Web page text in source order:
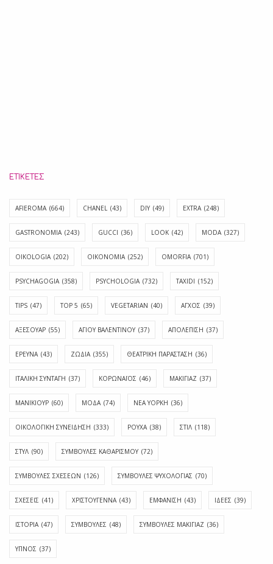
ΕΤΙΚΈΤΕΣ
AFIEROMA (664) CHANEL (43) DIY (49) EXTRA (248)
GASTRONOMIA (243) GUCCI (36) LOOK (42) MODA (327)
OIKOLOGIA (202) OIKONOMIA (252) OMORFIA (701)
PSYCHAGOGIA (358) PSYCHOLOGIA (732) TAXIDI (152)
TIPS (47) TOP 5 (65) VEGETARIAN (40) ΑΓΧΟΣ (39)
ΑΞΕΣΟΥΑΡ (55) ΑΓΊΟΥ ΒΑΛΕΝΤΊΝΟΥ (37) ΑΠΟΛΈΠΙΣΗ (37)
ΕΡΕΥΝΑ (43) ΖΩΔΙΑ (355) ΘΕΑΤΡΙΚΗ ΠΑΡΑΣΤΑΣΗ (36)
ΙΤΑΛΙΚΗ ΣΥΝΤΑΓΗ (37) ΚΟΡΩΝΑΪΟΣ (46) ΜΑΚΙΓΙΑΖ (37)
ΜΑΝΙΚΙΟΥΡ (60) ΜΟΔΑ (74) ΝΕΑ ΥΟΡΚΗ (36)
ΟΙΚΟΛΟΓΙΚΗ ΣΥΝΕΙΔΗΣΗ (333) ΡΟΥΧΑ (38) ΣΤΙΛ (118)
ΣΤΥΛ (90) ΣΥΜΒΟΥΛΕΣ ΚΑΘΑΡΙΣΜΟΥ (72)
ΣΥΜΒΟΥΛΕΣ ΣΧΕΣΕΩΝ (126) ΣΥΜΒΟΥΛΕΣ ΨΥΧΟΛΟΓΙΑΣ (70)
ΣΧΕΣΕΙΣ (41) ΧΡΙΣΤΟΥΓΕΝΝΑ (43) ΕΜΦΆΝΙΣΗ (43) ΙΔΈΕΣ (39)
ΙΣΤΟΡΊΑ (47) ΣΥΜΒΟΥΛΈΣ (48) ΣΥΜΒΟΥΛΈΣ ΜΑΚΙΓΙΆΖ (36)
ΎΠΝΟΣ (37)